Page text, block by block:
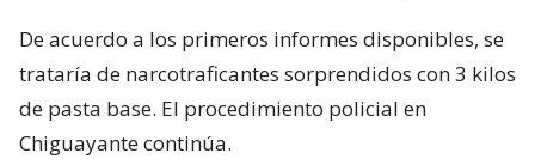
De acuerdo a los primeros informes disponibles, se
trataría de narcotraficantes sorprendidos con 3 kilos
de pasta base. El procedimiento policial en
Chiguayante continúa.